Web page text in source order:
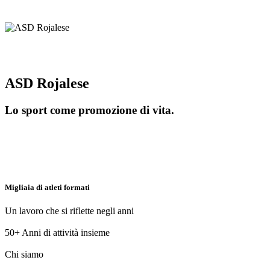
ASD Rojalese
Lo sport come promozione di vita.
Migliaia di atleti formati
Un lavoro che si riflette negli anni
50+ Anni di attività insieme
Chi siamo